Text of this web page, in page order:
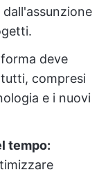
deve
compresi
e i nuovi
tempo: